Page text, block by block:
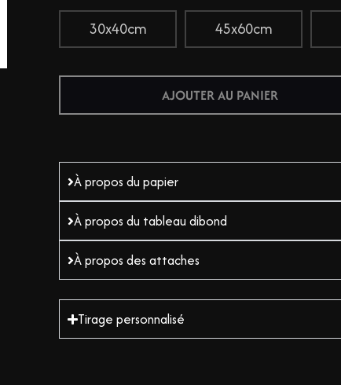
30x40cm
45x60cm
AJOUTER AU PANIER
À propos du papier
À propos du tableau dibond
À propos des attaches
Tirage personnalisé